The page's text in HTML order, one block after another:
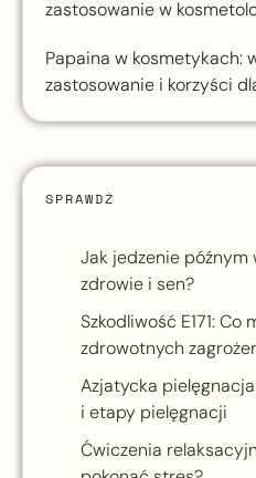
zastosowanie w
Papaina w kosmetykach:
zastosowanie i korzyści
SPRAWDŹ
Jak jedzenie późnym
zdrowie i sen?
Szkodliwość E171:
zdrowotnych
Azjatycka
i etapy pielęgnacji
Ćwiczenia